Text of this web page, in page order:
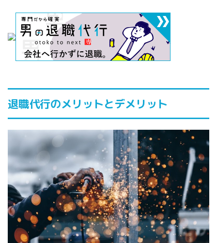
退職代行のメリットとデメリット